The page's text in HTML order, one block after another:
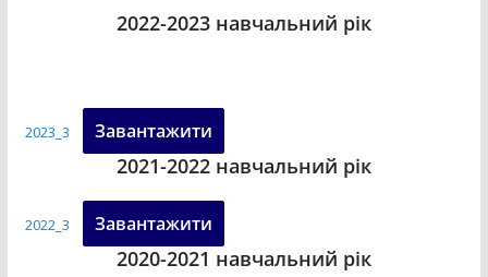
2022-2023 навчальний рік
2023_3 Завантажити
2021-2022 навчальний рік
2022_3 Завантажити
2020-2021 навчальний рік